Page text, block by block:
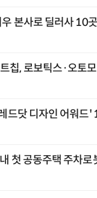
본사로 딜러사 10
칩, 로보틱스·오토
드닷 디자인 어워드'
첫 공동주택 주차